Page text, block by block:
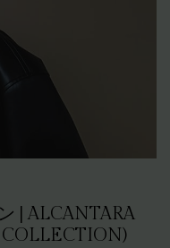
| ALCANTARA
COLLECTION)